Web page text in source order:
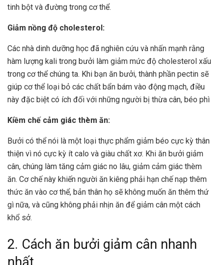
tinh bột và đường trong cơ thể.
Giảm nồng độ cholesterol:
Các nhà dinh dưỡng học đã nghiên cứu và nhấn mạnh rằng
hàm lượng kali trong bưởi làm giảm mức độ cholesterol xấu
trong cơ thể chúng ta. Khi bạn ăn bưởi, thành phần pectin sẽ
giúp cơ thể loại bỏ các chất bẩn bám vào động mạch, điều
này đặc biệt có ích đối với những người bị thừa cân, béo phì
Kiềm chế cảm giác thèm ăn:
Bưởi có thể nói là một loại thực phẩm giảm béo cực kỳ thân
thiện vì nó cực kỳ ít calo và giàu chất xơ. Khi ăn bưởi giảm
cân, chúng làm tăng cảm giác no lâu, giảm cảm giác thèm
ăn. Cơ chế này khiến người ăn kiêng phải hạn chế nạp thêm
thức ăn vào cơ thể, bản thân họ sẽ không muốn ăn thêm thứ
gì nữa, và cũng không phải nhịn ăn để giảm cân một cách
khổ sở.
2. Cách ăn bưởi giảm cân nhanh
nhất